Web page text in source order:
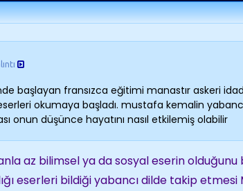
başlayan fransızca eğitimi manastır askeri
okumaya başladı. mustafa kemalin
onun düşünce hayatını nasıl etkilemiş olabilir
az bilimsel ya da sosyal eserin olduğunu
eserleri bildiği yabancı dilde takip etmesi